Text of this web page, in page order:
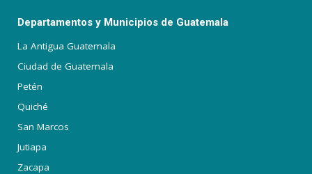
Departamentos y Municipios de Guatemala
La Antigua Guatemala
Ciudad de Guatemala
Petén
Quiché
San Marcos
Jutiapa
Zacapa